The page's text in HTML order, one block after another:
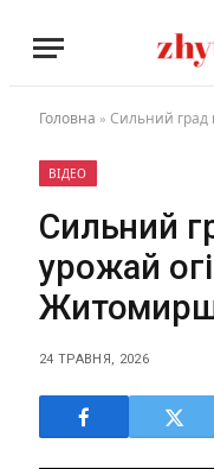
Головна » Сильний град
ВІДЕО
Сильний
урожай
24 ТРАВНЯ, 2026